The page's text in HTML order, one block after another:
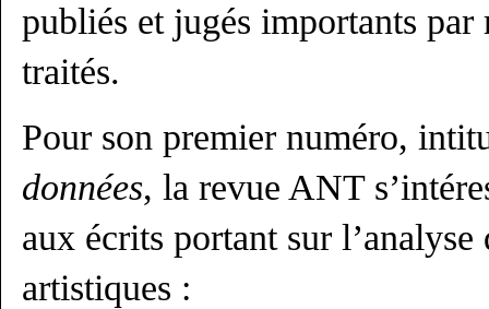
publiés et jugés importants par
traités.
Pour son premier numéro,
données, la revue ANT
aux écrits portant sur
artistiques :